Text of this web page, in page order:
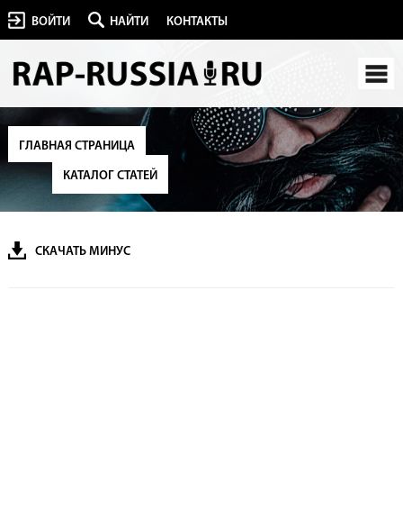
ВОЙТИ НАЙТИ КОНТАКТЫ
ГЛАВНАЯ СТРАНИЦА
КАТАЛОГ СТАТЕЙ
СКАЧАТЬ МИНУС